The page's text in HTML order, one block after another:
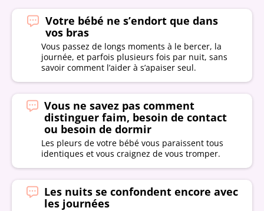
Votre bébé ne s’endort que dans
vos bras
Vous passez de longs moments à le bercer, la
journée, et parfois plusieurs fois par nuit, sans
savoir comment l’aider à s’apaiser seul.
Vous ne savez pas comment
distinguer faim, besoin de contact
ou besoin de dormir
Les pleurs de votre bébé vous paraissent tous
identiques et vous craignez de vous tromper.
Les nuits se confondent encore avec
les journées